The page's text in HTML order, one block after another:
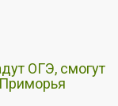
ОГЭ, смогут